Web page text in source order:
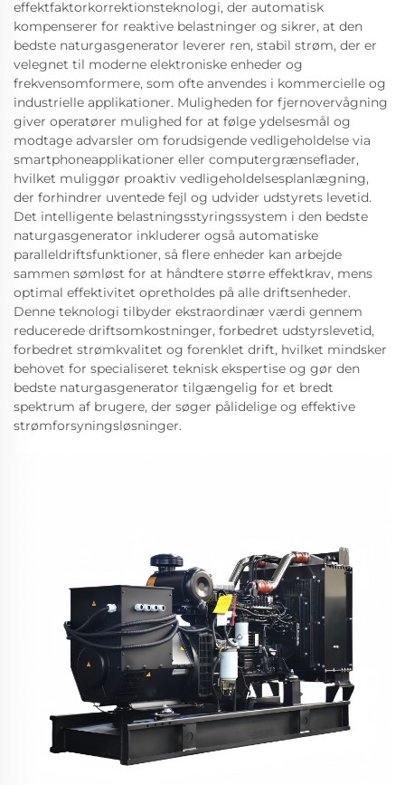
effektfaktorkorrektionsteknologi, der automatisk
kompenserer for reaktive belastninger og sikrer, at den
bedste naturgasgenerator leverer ren, stabil strøm, der er
velegnet til moderne elektroniske enheder og
frekvensomformere, som ofte anvendes i kommercielle og
industrielle applikationer. Muligheden for fjernovervågning
giver operatører mulighed for at følge ydelsesmål og
modtage advarsler om forudsigende vedligeholdelse via
smartphoneapplikationer eller computergrænseflader,
hvilket muliggør proaktiv vedligeholdelsesplanlægning,
der forhindrer uventede fejl og udvider udstyrets levetid.
Det intelligente belastningsstyringssystem i den bedste
naturgasgenerator inkluderer også automatiske
paralleldriftsfunktioner, så flere enheder kan arbejde
sammen sømløst for at håndtere større effektkrav, mens
optimal effektivitet opretholdes på alle driftsenheder.
Denne teknologi tilbyder ekstraordinær værdi gennem
reducerede driftsomkostninger, forbedret udstyrslevetid,
forbedret strømkvalitet og forenklet drift, hvilket mindsker
behovet for specialiseret teknisk ekspertise og gør den
bedste naturgasgenerator tilgængelig for et bredt
spektrum af brugere, der søger pålidelige og effektive
strømforsyningsløsninger.